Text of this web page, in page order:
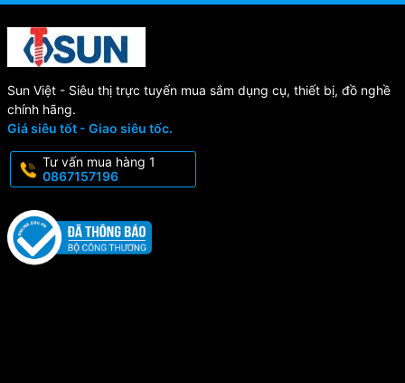
Sun Việt - Siêu thị trực tuyến mua sắm dụng cụ, thiết bị, đồ nghề
chính hãng.
Giá siêu tốt - Giao siêu tốc.
Tư vấn mua hàng 1
0867157196